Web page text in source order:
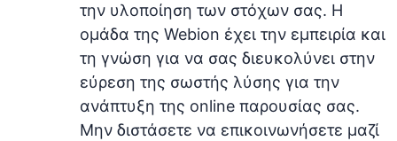
την υλοποίηση των στόχων σας. Η
ομάδα της Webion έχει την εμπειρία και
τη γνώση για να σας διευκολύνει στην
εύρεση της σωστής λύσης για την
ανάπτυξη της online παρουσίας σας.
Μην διστάσετε να επικοινωνήσετε μαζί